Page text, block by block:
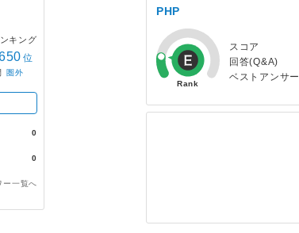
キング
位
圏外
0
0
ー一覧へ
PHP
スコア
回答(Q&A)
ベストアンサー